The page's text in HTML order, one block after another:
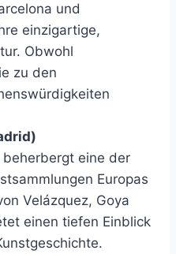
und
einzigartige,
Obwohl
zu den
beherbergt eine der
Europas
Velázquez, Goya
einen tiefen Einblick